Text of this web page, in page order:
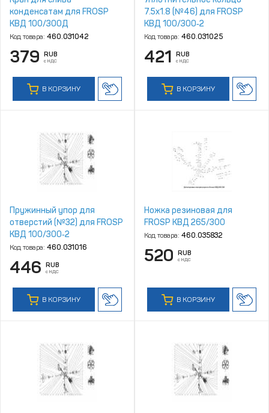
конденсатам для FROSP
КВД 100/300Д
Код товара: 460.031042
379 RUB
с НДС
В КОРЗИНУ
7.5х1.8 (№46) для FROSP
КВД 100/300‑2
Код товара: 460.031025
421 RUB
с НДС
В КОРЗИНУ
Пружинный упор для
отверстий (№32) для FROSP
КВД 100/300‑2
Код товара: 460.031016
446 RUB
с НДС
В КОРЗИНУ
Ножка резиновая для
FROSP КВД 265/300
Код товара: 460.035832
520 RUB
с НДС
В КОРЗИНУ